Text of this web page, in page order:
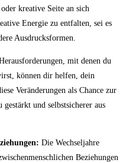
kreative Seite an sich
Energie zu entfalten, sei es
Ausdrucksformen.
mit denen du
können dir helfen, dein
Veränderungen als Chance zur
und selbstsicherer aus
Die Wechseljahre
Beziehungen